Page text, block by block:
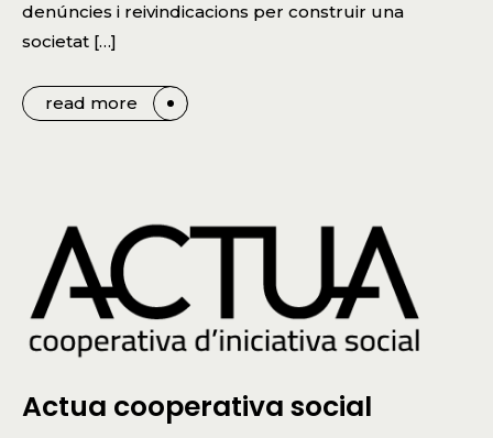
denúncies i reivindicacions per construir una
societat […]
read more
Actua cooperativa social